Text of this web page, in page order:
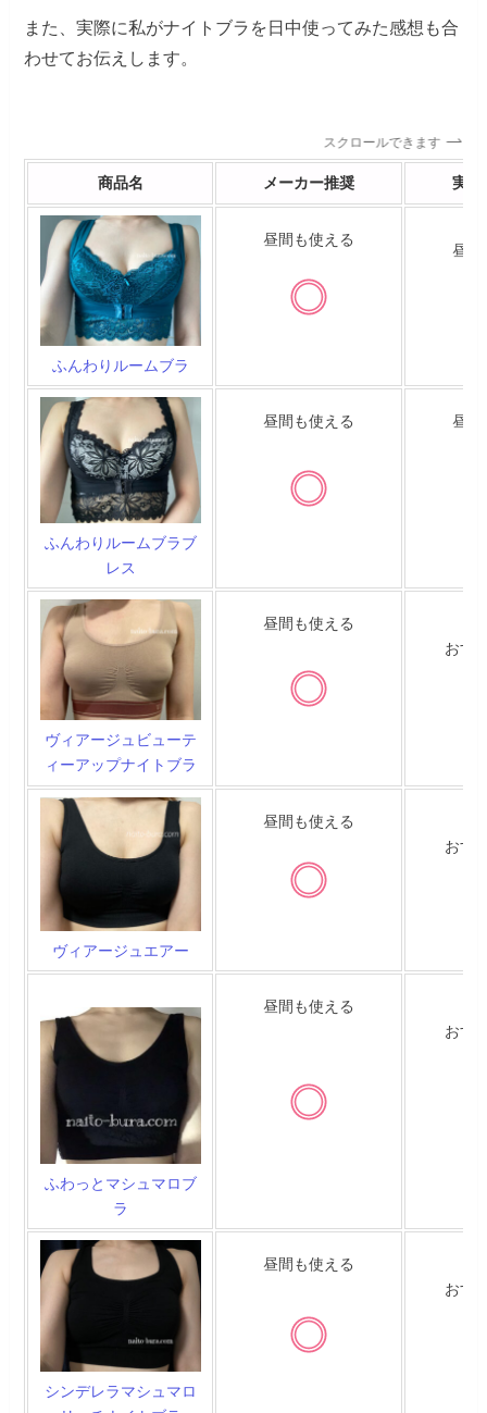
また、実際に私がナイトブラを日中使ってみた感想も合
わせてお伝えします。
スクロールできます
商品名 メーカー推奨 実際
ふんわりルームブラ
昼間も使える
昼間
ふんわりルームブラブ
レス
昼間も使える 昼間
ヴィアージュビューテ
ィーアップナイトブラ
昼間も使える
おす
ヴィアージュエアー
昼間も使える
おす
ふわっとマシュマロブ
ラ
昼間も使える
おす
シンデレラマシュマロ
昼間も使える
おす